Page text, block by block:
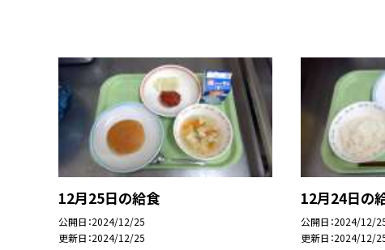
12月25日の給食
公開日 2024/12/25
更新日 2024/12/25
12月24日の
公開日 2024/12/
更新日 2024/12/